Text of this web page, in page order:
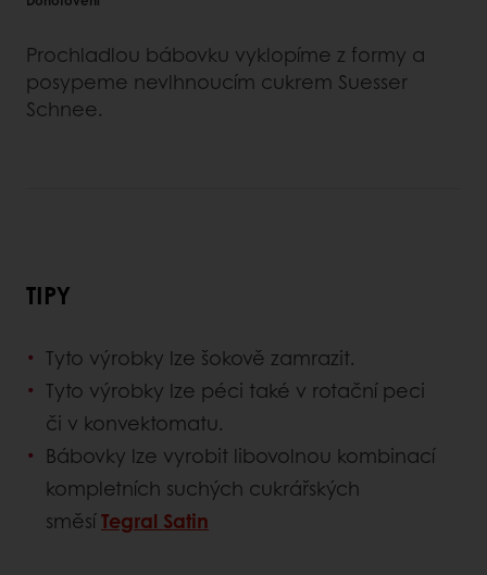
Prochladlou bábovku vyklopíme z formy a
posypeme nevlhnoucím cukrem Suesser
Schnee.
TIPY
Tyto výrobky lze šokově zamrazit.
Tyto výrobky lze péci také v rotační peci
či v konvektomatu.
Bábovky lze vyrobit libovolnou kombinací
kompletních suchých cukrářských
směsíTegral Satin